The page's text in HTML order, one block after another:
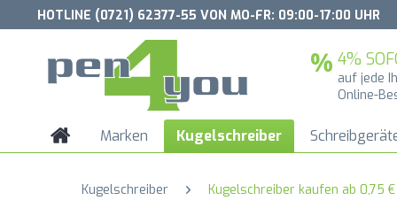
HOTLINE (0721) 62377-55 VON MO-FR: 09:00-17:00 UHR
4%
auf jede
Online-
Marken Kugelschreiber
Kugelschreiber Kugelschreiber kaufen ab 0,75 €